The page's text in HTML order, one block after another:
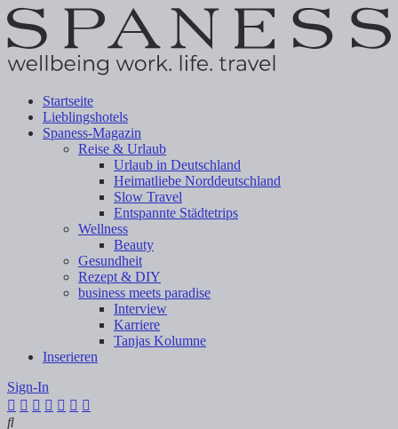
Startseite
Lieblingshotels
Spaness-Magazin
Reise & Urlaub
Urlaub in Deutschland
Heimatliebe Norddeutschland
Slow Travel
Entspannte Städtetrips
Wellness
Beauty
Gesundheit
Rezept & DIY
business meets paradise
Interview
Karriere
Tanjas Kolumne
Inserieren
Sign-In